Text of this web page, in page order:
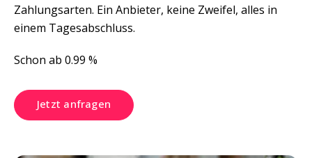
Zahlungsarten. Ein Anbieter, keine Zweifel, alles in
einem Tagesabschluss.
Schon ab 0.99 %
Jetzt anfragen